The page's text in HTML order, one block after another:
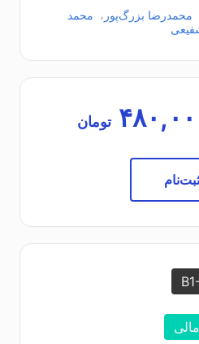
محمدرضا بزرگ‌پور ، محمد
تومان
ثبت‌نام